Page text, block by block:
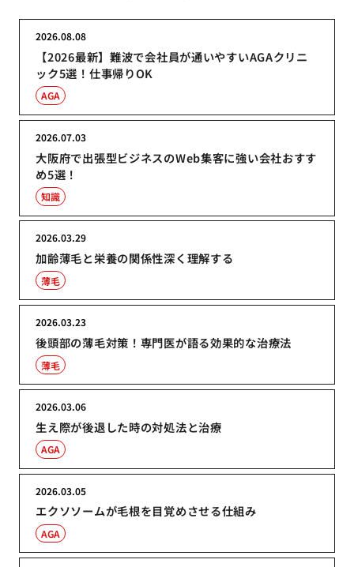
【2026最新】難波で会社員が通いやすいAGAクリニ
ック5選！仕事帰りOK
2026.08.08
AGA
大阪府で出張型ビジネスのWeb集客に強い会社おすす
め5選！
2026.07.03
知識
加齢薄毛と栄養の関係性深く理解する
2026.03.29
薄毛
後頭部の薄毛対策！専門医が語る効果的な治療法
2026.03.23
薄毛
生え際が後退した時の対処法と治療
2026.03.06
AGA
エクソソームが毛根を目覚めさせる仕組み
2026.03.05
AGA